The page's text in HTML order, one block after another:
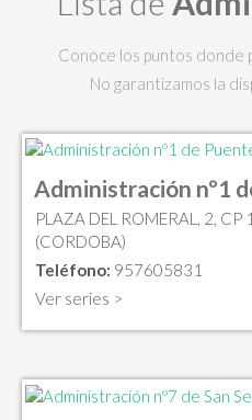
Conoce los puntos donde
No garantizamos la
Administración nº1
PLAZA DEL ROMERAL, 2, CP
(CORDOBA)
Teléfono: 957605831
Ver series >